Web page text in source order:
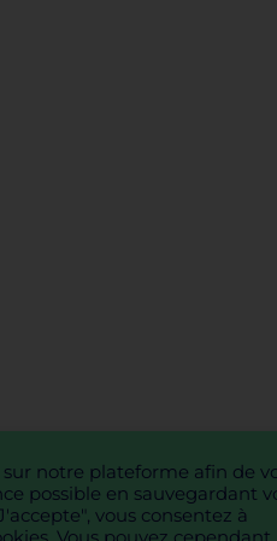
sur notre plateforme afin de
possible en sauvegardant
vous consentez à